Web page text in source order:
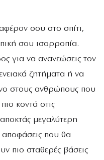
σου στο σπίτι,
σου ισορροπία.
για να ανανεώσεις τον
ζητήματα ή να
στους ανθρώπους που
κοντά στις
μεγαλύτερη
αποφάσεις που θα
πιο σταθερές βάσεις